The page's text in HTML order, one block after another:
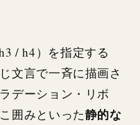
/ h4）を指定する
文言で一斉に描画さ
デーション・リボ
囲みといった静的な